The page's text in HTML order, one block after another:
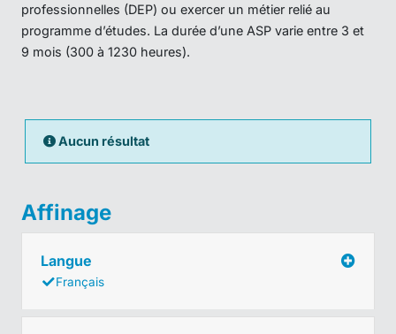
professionnelles (DEP) ou exercer un métier relié au
programme d’études. La durée d’une ASP varie entre 3 et
9 mois (300 à 1230 heures).
Aucun résultat
Affinage
Langue
Français